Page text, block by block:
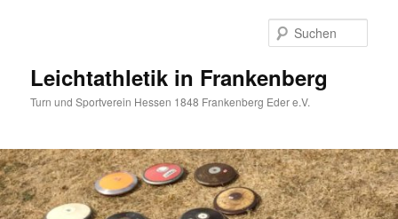
Leichtathletik in Frankenberg
Turn und Sportverein Hessen 1848 Frankenberg Eder e.V.